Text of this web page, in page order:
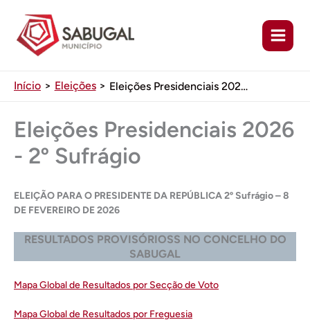
conteúdo
Início Eleições Eleições Presidenciais 2026 – 2º Sufrágio
Eleições Presidenciais 2026
- 2º Sufrágio
ELEIÇÃO PARA O PRESIDENTE DA REPÚBLICA 2º Sufrágio – 8
DE FEVEREIRO DE 2026
RESULTADOS PROVISÓRIOSS NO CONCELHO DO
SABUGAL
Mapa Global de Resultados por Secção de Voto
Mapa Global de Resultados por Freguesia